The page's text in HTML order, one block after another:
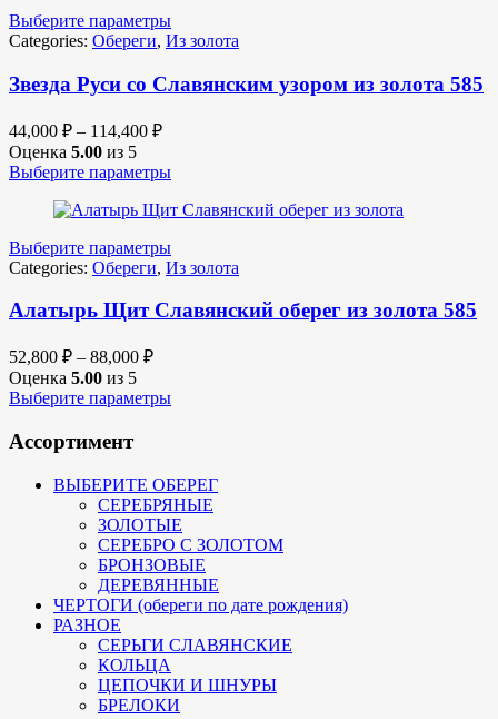
Выберите параметры
Categories: Обереги, Из золота
Звезда Руси со Славянским узором из золота 585
44,000 ₽ – 114,400 ₽
Оценка 5.00 из 5
Выберите параметры
Выберите параметры
Categories: Обереги, Из золота
Алатырь Щит Славянский оберег из золота 585
52,800 ₽ – 88,000 ₽
Оценка 5.00 из 5
Выберите параметры
Ассортимент
ВЫБЕРИТЕ ОБЕРЕГ
СЕРЕБРЯНЫЕ
ЗОЛОТЫЕ
СЕРЕБРО С ЗОЛОТОМ
БРОНЗОВЫЕ
ДЕРЕВЯННЫЕ
ЧЕРТОГИ (обереги по дате рождения)
РАЗНОЕ
СЕРЬГИ СЛАВЯНСКИЕ
КОЛЬЦА
ЦЕПОЧКИ И ШНУРЫ
БРЕЛОКИ